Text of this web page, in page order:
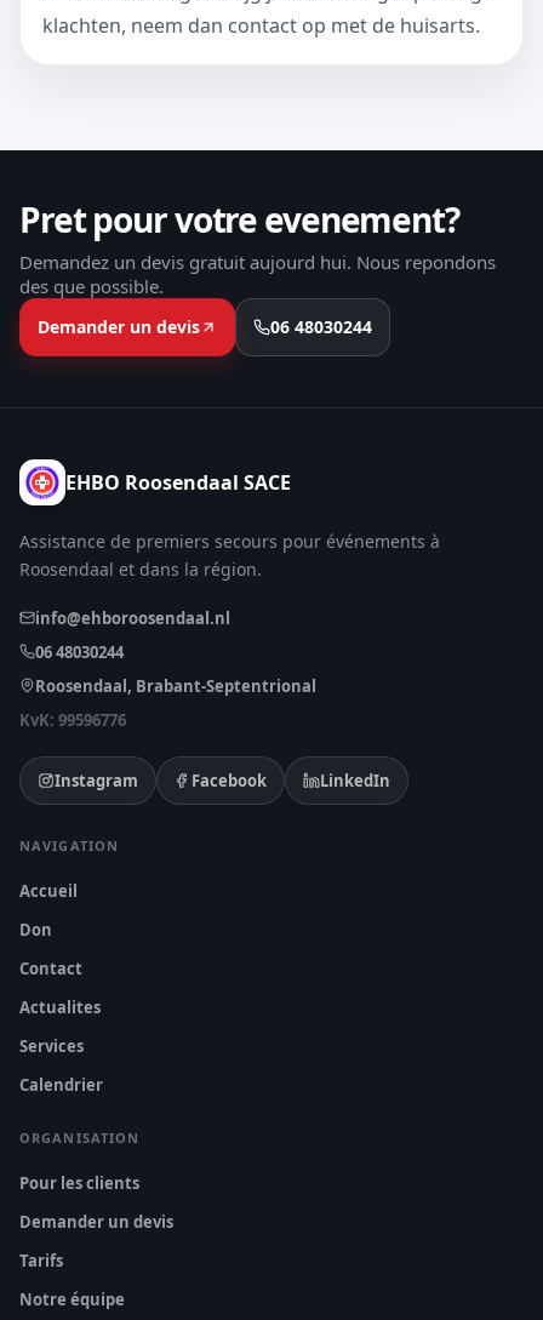
klachten, neem dan contact op met de huisarts.
Pret pour votre evenement?
Demandez un devis gratuit aujourd hui. Nous repondons
des que possible.
Demander un devis 06 48030244
EHBO Roosendaal SACE
Assistance de premiers secours pour événements à
Roosendaal et dans la région.
info@ehboroosendaal.nl
06 48030244
Roosendaal, Brabant-Septentrional
KvK: 99596776
Instagram Facebook LinkedIn
NAVIGATION
Accueil
Don
Contact
Actualites
Services
Calendrier
ORGANISATION
Pour les clients
Demander un devis
Tarifs
Notre équipe